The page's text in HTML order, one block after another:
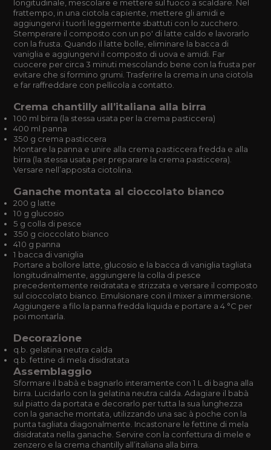
longitudinale, mescolare e mettere sul fuoco a scaldare. Nel
frattempo, in una ciotola capiente, mettere gli amidi e
aggiungervi i tuorli leggermente sbattuti con lo zucchero.
Stemperare il composto con un po' di latte caldo e lavorarlo
con la frusta. Quando il latte bolle, eliminare la bacca di
vaniglia e aggiungervi il composto di uova e amidi. Far
cuocere per circa 3 minuti mescolando bene con la frusta per
evitare che si formino grumi. Trasferire la crema in una ciotola
e far raffreddare con pellicola a contatto.
Crema chantilly all’italiana alla birra
100 ml birra (la stessa usata per la crema pasticcera)
400 ml panna
350 g crema pasticcera
Montare la panna e unire alla crema pasticcera fredda e alla
birra (la stessa usata per preparare la crema pasticcera).
Versare nell’apposita ciotolina.
Ganache montata al cioccolato bianco
200 g latte
10 g glucosio
5 g colla di pesce
350 g cioccolato bianco
410 g panna
1 bacca di vaniglia
Portare a bollore latte, glucosio e la bacca di vaniglia tagliata
longitudinalmente, aggiungere la colla di pesce
precedentemente reidratata e strizzata e versare il composto
sul cioccolato bianco. Emulsionare con il mixer a immersione.
Aggiungere a filo la panna fredda liquida e portare a 4 °C per
poi montarla.
Decorazione
q.b. gelatina neutra calda
q.b. fettine di mela disidratata
Assemblaggio
Sformare il babà e bagnarlo interamente con 1 L di bagna alla
birra. Lucidarlo con la gelatina neutra calda. Adagiare il babà
sul piatto da portata e decorarlo per tutta la sua lunghezza
con la ganache montata, utilizzando una sac à poche con la
punta tagliata diagonalmente. Incastonare le fettine di mela
disidratata nella ganache. Servire con la confettura di mele e
zenzero e la crema chantilly all’italiana alla birra.